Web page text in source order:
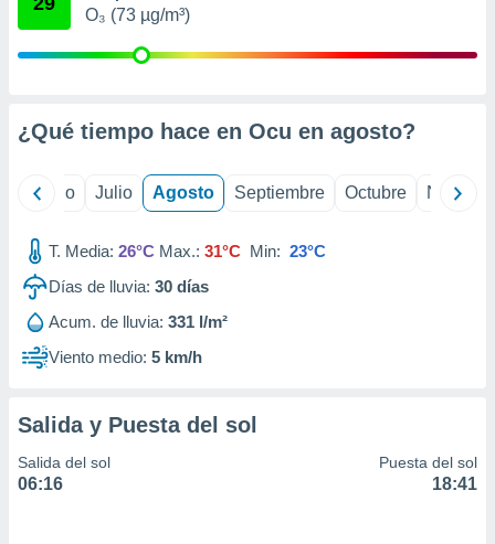
publicidad
publicidad
1199
O₃ (73 µg/m³)
¿Qué tiempo hace en Ocu en agosto?
Junio Julio Agosto Septiembre Octubre
T. Media: 26°C Max.: 31°C Min: 23°C
Días de lluvia: 30 días
Acum. de lluvia: 331 l/m²
Viento medio: 5 km/h
Salida y Puesta del sol
Salida del sol
06:16
Puesta del sol
18:41